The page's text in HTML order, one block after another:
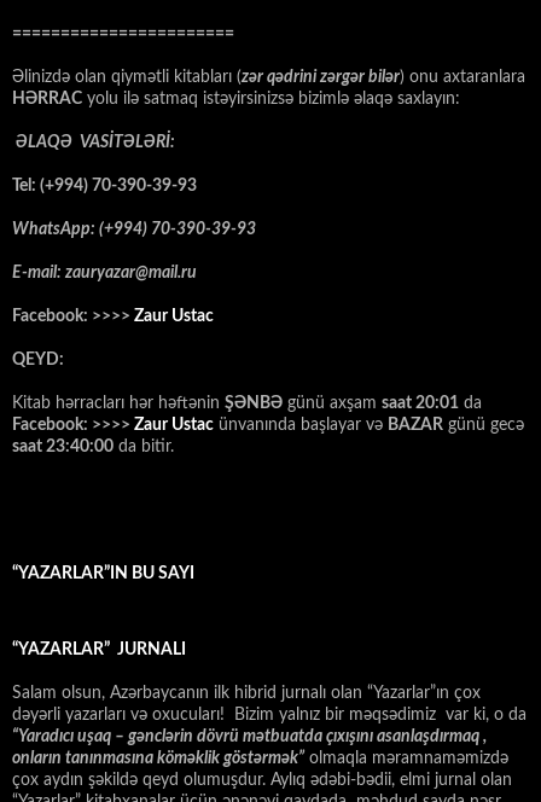
=======================
Əlinizdə olan qiymətli kitabları (zər qədrini zərgər bilər) onu axtaranlara
HƏRRAC yolu ilə satmaq istəyirsinizsə bizimlə əlaqə saxlayın:
ƏLAQƏ VASİTƏLƏRİ:
Tel: (+994) 70-390-39-93
WhatsApp: (+994) 70-390-39-93
E-mail: zauryazar@mail.ru
Facebook: >>>> Zaur Ustac
QEYD:
Kitab hərracları hər həftənin ŞƏNBƏ günü axşam saat 20:01 da
Facebook: >>>> Zaur Ustac ünvanında başlayar və BAZAR günü gecə
saat 23:40:00 da bitir.
“YAZARLAR”IN BU SAYI
“YAZARLAR” JURNALI
Salam olsun, Azərbaycanın ilk hibrid jurnalı olan “Yazarlar”ın çox
dəyərli yazarları və oxucuları! Bizim yalnız bir məqsədimiz var ki, o da
“Yaradıcı uşaq – gәnclәrin dövrü mәtbuatda çıxışını asanlaşdırmaq ,
onların tanınmasına kömәklik göstәrmәk” olmaqla məramnaməmizdə
çox aydın şəkildə qeyd olumuşdur. Aylıq ədəbi-bədii, elmi jurnal olan